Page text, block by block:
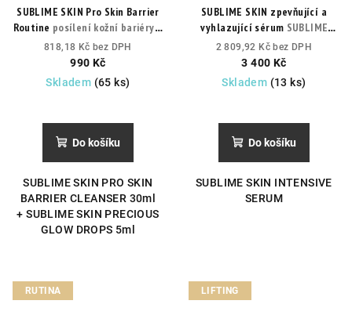
SUBLIME SKIN Pro Skin Barrier
Routine posílení kožní bariéry +
liftingový koncentrát
818,18 Kč bez DPH
990 Kč
Skladem (65 ks)
Do košíku
SUBLIME SKIN PRO SKIN
BARRIER CLEANSER 30ml
+ SUBLIME SKIN PRECIOUS
GLOW DROPS 5ml
SUBLIME SKIN zpevňující a
vyhlazující sérum SUBLIME
SKIN INTENSIVE SERUM
2 809,92 Kč bez DPH
3 400 Kč
Skladem (13 ks)
Do košíku
SUBLIME SKIN INTENSIVE
SERUM
RUTINA LIFTING